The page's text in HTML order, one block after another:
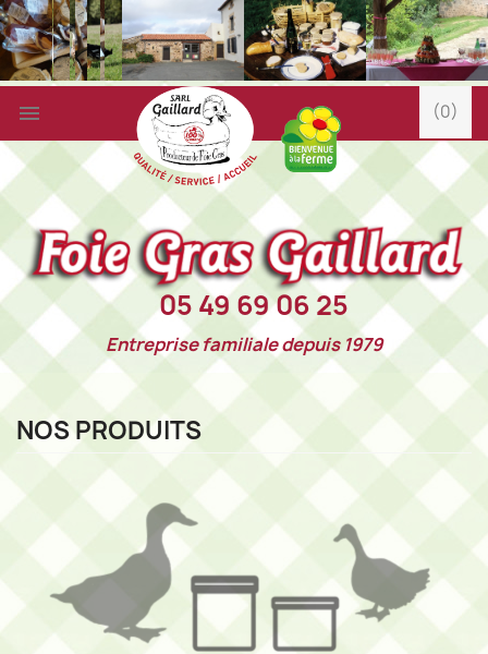
 (0)
05 49 69 06 25
Entreprise familiale depuis 1979
NOS PRODUITS